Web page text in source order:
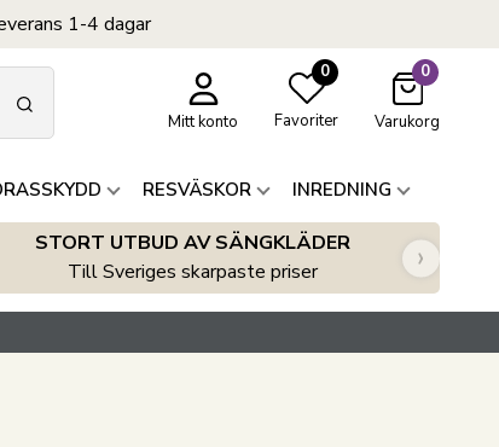
1-4 dagar
Mitt konto
0
Favoriter
0
Varukorg
RESVÄSKOR INREDNING
STORT UTBUD AV SÄNGKLÄDER
Till Sveriges skarpaste priser
›